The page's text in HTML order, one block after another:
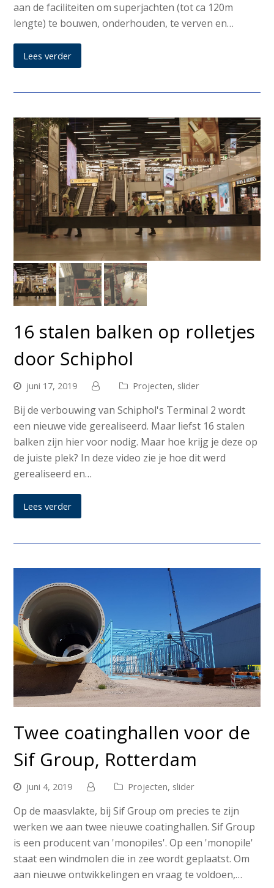
aan de faciliteiten om superjachten (tot ca 120m
lengte) te bouwen, onderhouden, te verven en…
Lees verder
16 stalen balken op rolletjes
door Schiphol
juni 17, 2019 Projecten, slider
Bij de verbouwing van Schiphol's Terminal 2 wordt
een nieuwe vide gerealiseerd. Maar liefst 16 stalen
balken zijn hier voor nodig. Maar hoe krijg je deze op
de juiste plek? In deze video zie je hoe dit werd
gerealiseerd en…
Lees verder
Twee coatinghallen voor de
Sif Group, Rotterdam
juni 4, 2019 Projecten, slider
Op de maasvlakte, bij Sif Group om precies te zijn
werken we aan twee nieuwe coatinghallen. Sif Group
is een producent van 'monopiles'. Op een 'monopile'
staat een windmolen die in zee wordt geplaatst. Om
aan nieuwe ontwikkelingen en vraag te voldoen,…